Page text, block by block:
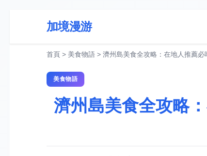
加境漫游
首頁 > 美食物語 > 濟州島美食全攻略：在地人推薦必
美食物語
濟州島美食全攻略